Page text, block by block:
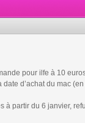
pour ilfe à 10
date d’achat du mac
à partir du 6 janvier,